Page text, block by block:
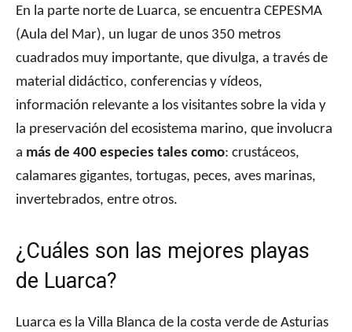
En la parte norte de Luarca, se encuentra CEPESMA
(Aula del Mar), un lugar de unos 350 metros
cuadrados muy importante, que divulga, a través de
material didáctico, conferencias y vídeos,
información relevante a los visitantes sobre la vida y
la preservación del ecosistema marino, que involucra
a más de 400 especies tales como: crustáceos,
calamares gigantes, tortugas, peces, aves marinas,
invertebrados, entre otros.
¿Cuáles son las mejores playas
de Luarca?
Luarca es la Villa Blanca de la costa verde de Asturias